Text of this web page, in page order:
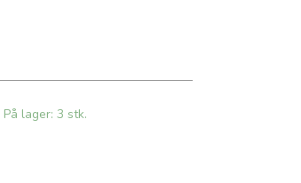
På lager: 3 stk.